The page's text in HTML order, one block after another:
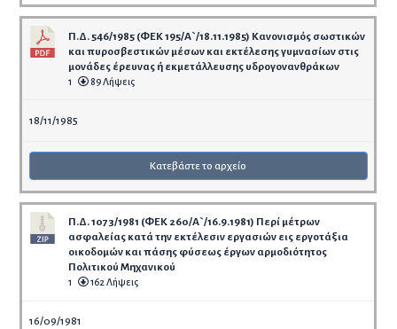
Π.Δ. 546/1985 (ΦΕΚ 195/Α`/18.11.1985) Κανονισμός σωστικών
και πυροσβεστικών μέσων και εκτέλεσης γυμνασίων στις
μονάδες έρευνας ή εκμετάλλευσης υδρογονανθράκων
1 89 Λήψεις
18/11/1985
Κατεβάστε το αρχείο
Π.Δ. 1073/1981 (ΦΕΚ 260/Α`/16.9.1981) Περί μέτρων
ασφαλείας κατά την εκτέλεσιν εργασιών εις εργοτάξια
οικοδομών και πάσης φύσεως έργων αρμοδιότητος
Πολιτικού Μηχανικού
1 162 Λήψεις
16/09/1981